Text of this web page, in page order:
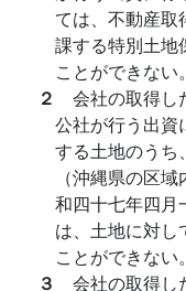
ては、不動産取
課する特別土地
ことができない。
２ 会社の取得し
公社が行う出資
する土地のうち
（沖縄県の区
和四十七年四月
は、土地に対し
ことができない。
３ 会社の取得し